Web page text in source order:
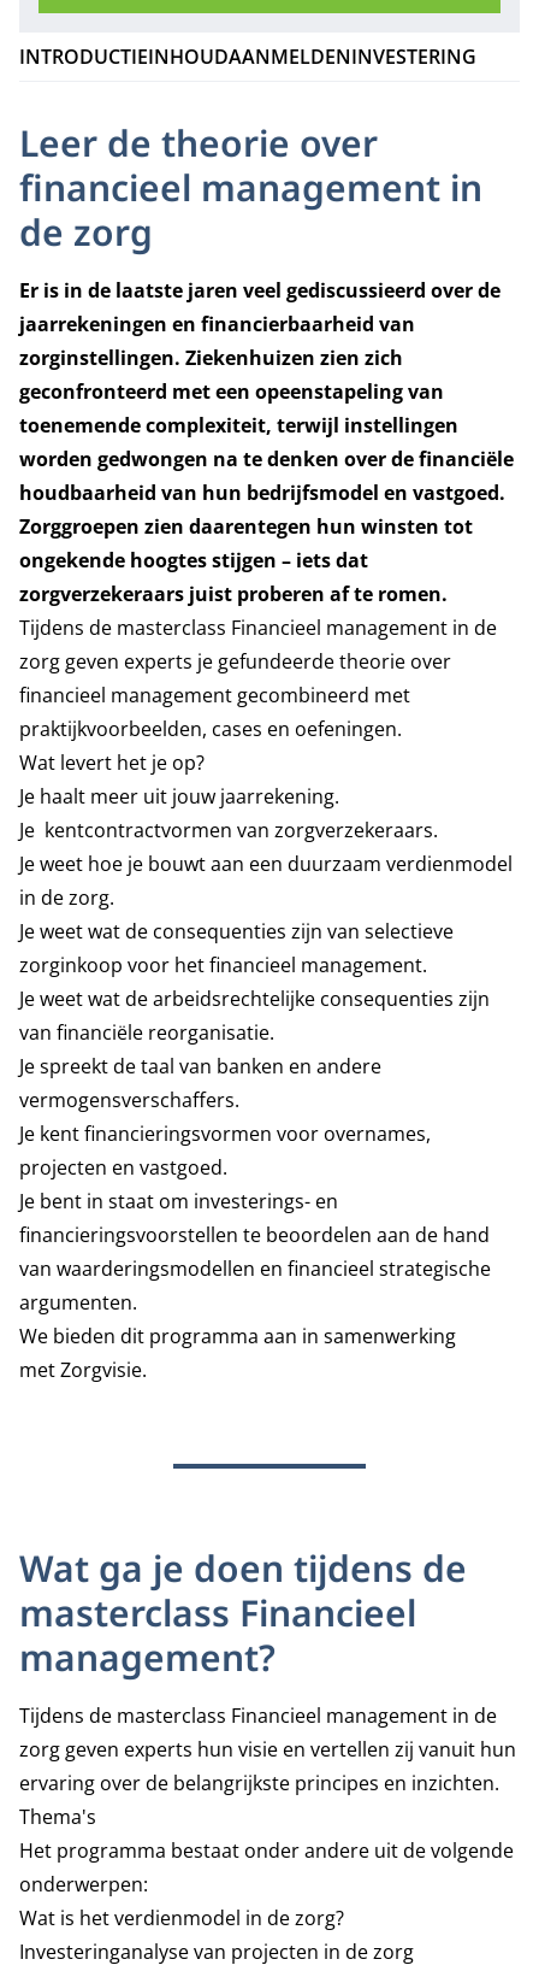
INTRODUCTIEINHOUDAANMELDENINVESTERING
Leer de theorie over
financieel management in
de zorg
Er is in de laatste jaren veel gediscussieerd over de
jaarrekeningen en financierbaarheid van
zorginstellingen. Ziekenhuizen zien zich
geconfronteerd met een opeenstapeling van
toenemende complexiteit, terwijl instellingen
worden gedwongen na te denken over de financiële
houdbaarheid van hun bedrijfsmodel en vastgoed.
Zorggroepen zien daarentegen hun winsten tot
ongekende hoogtes stijgen – iets dat
zorgverzekeraars juist proberen af te romen.
Tijdens de masterclass Financieel management in de
zorg geven experts je gefundeerde theorie over
financieel management gecombineerd met
praktijkvoorbeelden, cases en oefeningen.
Wat levert het je op?
Je haalt meer uit jouw jaarrekening.
Je kentcontractvormen van zorgverzekeraars.
Je weet hoe je bouwt aan een duurzaam verdienmodel
in de zorg.
Je weet wat de consequenties zijn van selectieve
zorginkoop voor het financieel management.
Je weet wat de arbeidsrechtelijke consequenties zijn
van financiële reorganisatie.
Je spreekt de taal van banken en andere
vermogensverschaffers.
Je kent financieringsvormen voor overnames,
projecten en vastgoed.
Je bent in staat om investerings- en
financieringsvoorstellen te beoordelen aan de hand
van waarderingsmodellen en financieel strategische
argumenten.
We bieden dit programma aan in samenwerking
metZorgvisie.
Wat ga je doen tijdens de
masterclass Financieel
management?
Tijdens de masterclass Financieel management in de
zorg geven experts hun visie en vertellen zij vanuit hun
ervaring over de belangrijkste principes en inzichten.
Thema's
Het programma bestaat onder andere uit de volgende
onderwerpen:
Wat is het verdienmodel in de zorg?
Investeringanalyse van projecten in de zorg